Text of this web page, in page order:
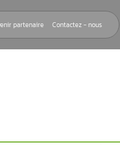
Boutique Actualités Devenir